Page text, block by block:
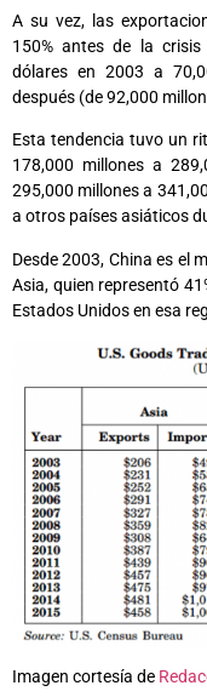
A su vez, las
150% antes de la
dólares en 2003 a
después (de 92,000
Esta tendencia tuvo un
178,000 millones a
295,000 millones a
a otros países asiáticos
Desde 2003, China es el
Asia, quien representó
Estados Unidos en esa
Imagen cortesía de